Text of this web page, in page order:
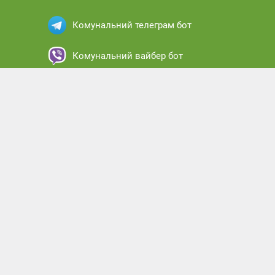
Комунальний телеграм бот
Комунальний вайбер бот